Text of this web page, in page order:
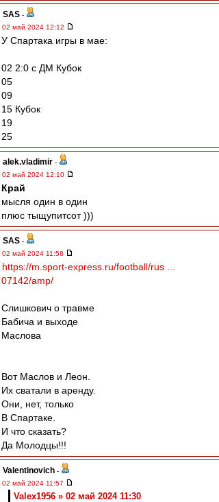
SAS -
02 май 2024 12:12
У Спартака игры в мае:
02 2:0 с ДМ Кубок
05
09
15 Кубок
19
25
alek.vladimir -
02 май 2024 12:10
Край
мысля один в один
плюс тыщупитсот )))
SAS -
02 май 2024 11:58
https://m.sport-express.ru/football/rus ...
07142/amp/
Слишкович о травме
Бабича и выходе
Маслова
Вот Маслов и Леон.
Их сватали в аренду.
Они, нет, только
В Спартаке.
И что сказать?
Да Молодцы!!!
Valentinovich -
02 май 2024 11:57
Valex1956 » 02 май 2024 11:30